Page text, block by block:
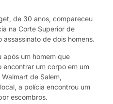
de 30 anos, compareceu
na Corte Superior de
assassinato de dois homens.
após um homem que
encontrar um corpo em um
de Salem,
a polícia encontrou um
escombros.